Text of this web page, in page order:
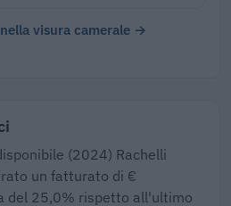
visura camerale →
(2024) Rachelli
un fatturato di €
del 25,0% rispetto all'ultimo